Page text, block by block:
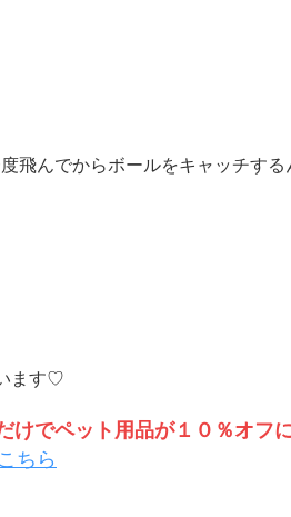
んでからボールをキャッチする
ます♡
けでペット用品が１０％オフ
ちら